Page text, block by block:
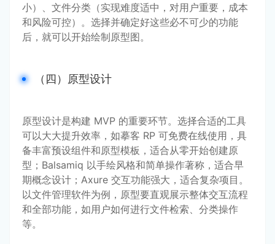
小）、文件分类（实现难度适中，对用户重要，成本
和风险可控）。选择并确定好这些必不可少的功能
后，就可以开始绘制原型图。
（四）原型设计
原型设计是构建 MVP 的重要环节。选择合适的工具
可以大大提升效率，如摹客 RP 可免费在线使用，具
备丰富预设组件和原型模板，适合从零开始创建原
型；Balsamiq 以手绘风格和简单操作著称，适合早
期概念设计；Axure 交互功能强大，适合复杂项目。
以文件管理软件为例，原型要直观展示整体交互流程
和全部功能，如用户如何进行文件检索、分类操作
等。